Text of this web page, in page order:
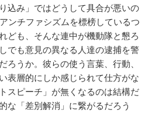
込み」ではどうして具合が悪いの
ンチファシズムを標榜しているつ
ども、そんな連中が機動隊と懇ろ
でも意見の異なる人達の逮捕を警
ろうか。彼らの使う言葉、行動、
表層的にしか感じられて仕方がな
スピーチ」が無くなるのは結構だ
な「差別解消」に繋がるだろう